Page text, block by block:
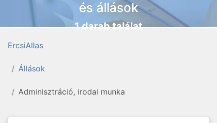
és állások
1 darab találat
ErcsiAllas
Állások
Adminisztráció, irodai munka